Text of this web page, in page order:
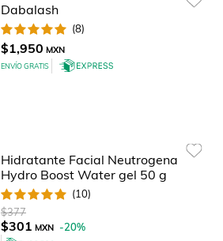
Dabalash
(8)
$1,950 MXN
ENVÍO GRATIS
Hidratante Facial Neutrogena
Hydro Boost Water gel 50 g
(10)
$377
$301 MXN -20%